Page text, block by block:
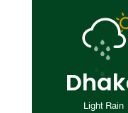
Light Rain